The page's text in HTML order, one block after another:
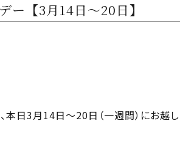
ー【3月14日〜20日】
本日3月14日〜20日（一週間）にお越